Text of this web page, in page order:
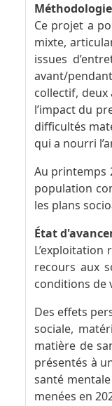
Méthodologie
Ce projet a
mixte,
issues
avant/
collectif, deux
l’impact du
difficultés
qui a nourri
Au printemps
population
les plans
État
recours aux
conditions de
Des effets
sociale,
matière de
présentés à
santé
menées en